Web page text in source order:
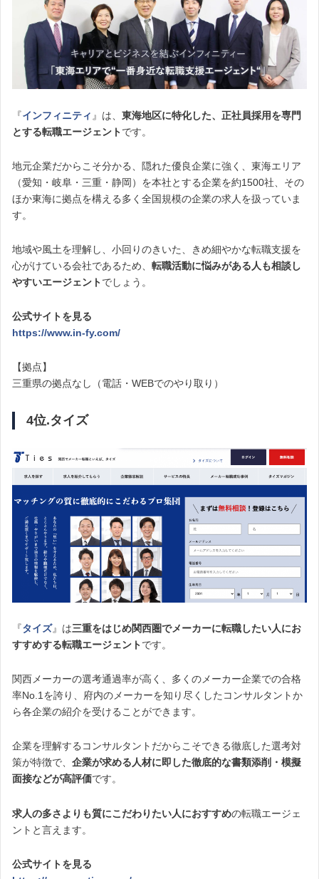
『インフィニティ 』は、 東海地区に特化した、正社員採用を専門
とする転職エージェントです。
地元企業だからこそ分かる、隠れた優良企業に強く、東海エリア
（愛知・岐阜・三重・静岡）を本社とする企業を約1500社、その
ほか東海に拠点を構える多く全国規模の企業の求人を扱っていま
す。
地域や風土を理解し、小回りのきいた、きめ細やかな転職支援を
心がけている会社であるため、 転職活動に悩みがある人も相談し
やすいエージェントでしょう。
公式サイトを見る
https://www.in-fy.com/
【拠点】
三重県の拠点なし（電話・WEBでのやり取り）
4位.タイズ
『タイズ』は三重をはじめ関西圏でメーカーに転職したい人にお
すすめする転職エージェントです。
関西メーカーの選考通過率が高く、多くのメーカー企業での合格
率No.1を誇り、府内のメーカーを知り尽くしたコンサルタントか
ら各企業の紹介を受けることができます。
企業を理解するコンサルタントだからこそできる徹底した選考対
策が特徴で、 企業が求める人材に即した徹底的な書類添削・模擬
面接などが高評価です。
求人の多さよりも質にこだわりたい人におすすめの転職エージェ
ントと言えます。
公式サイトを見る